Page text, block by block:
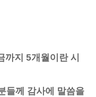
지 5개월이란 시
들께 감사에 말씀을